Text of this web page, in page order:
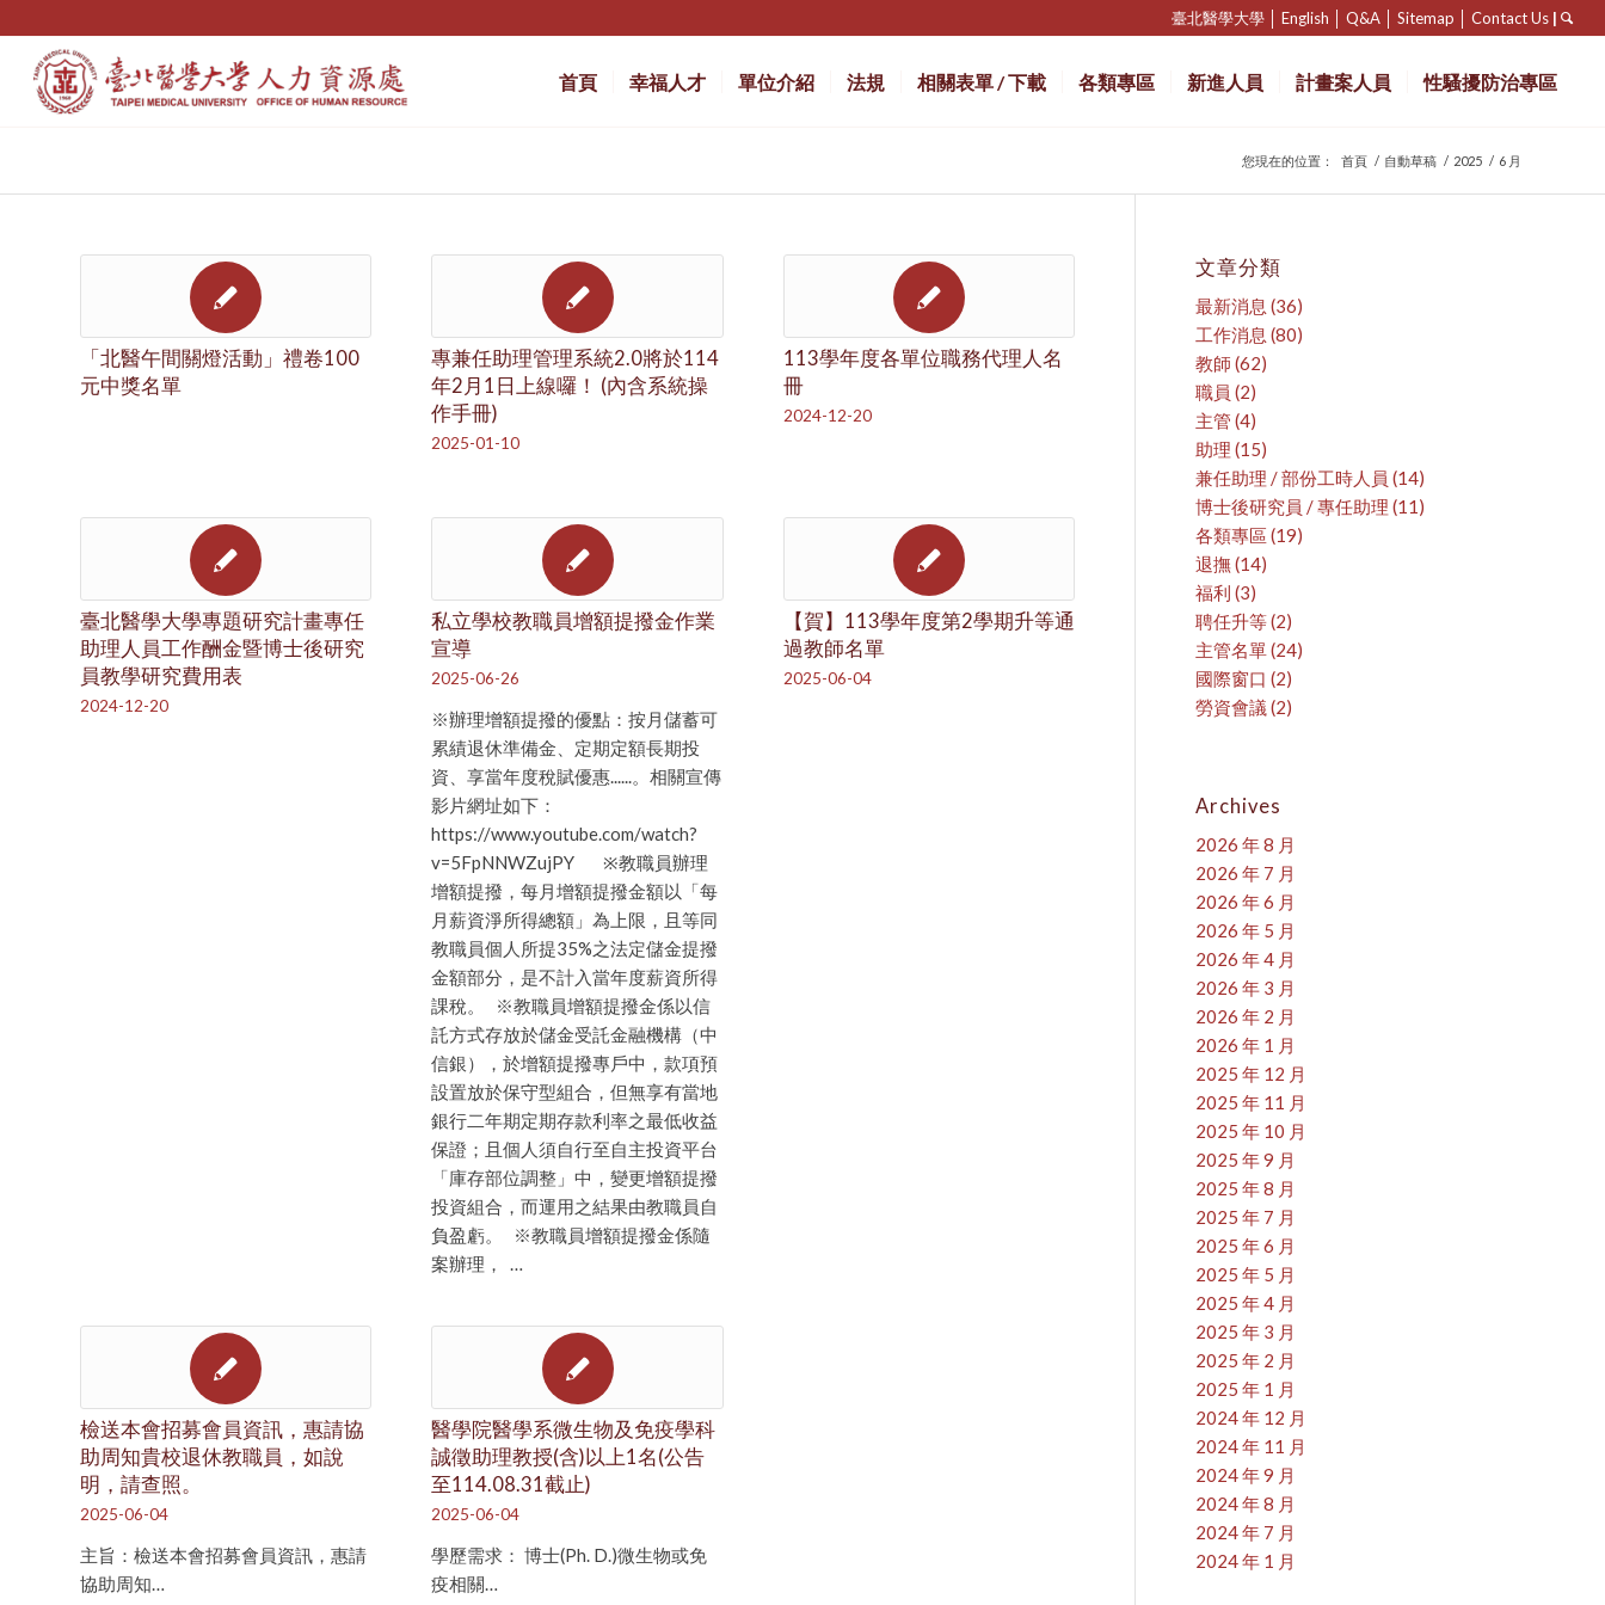
臺北醫學大學 │English │Q&A │Sitemap │Contact Us |
首頁 幸福人才 單位介紹 法規 相關表單 / 下載 各類專區 新進人員 計畫案人員 性騷擾防治專區
您現在的位置： 首頁 / 自動草稿 / 2025 / 6 月
「北醫午間關燈活動」禮卷100
元中獎名單
專兼任助理管理系統2.0將於114
年2月1日上線囉！ (內含系統操
作手冊)
2025-01-10
113學年度各單位職務代理人名
冊
2024-12-20
臺北醫學大學專題研究計畫專任
助理人員工作酬金暨博士後研究
員教學研究費用表
2024-12-20
私立學校教職員增額提撥金作業
宣導
2025-06-26
※辦理增額提撥的優點：按月儲蓄可
累績退休準備金、定期定額長期投
資、享當年度稅賦優惠......。相關宣傳
影片網址如下：
https://www.youtube.com/watch?
v=5FpNNWZujPY ※教職員辦理
增額提撥，每月增額提撥金額以「每
月薪資淨所得總額」為上限，且等同
教職員個人所提35%之法定儲金提撥
金額部分，是不計入當年度薪資所得
課稅。 ※教職員增額提撥金係以信
託方式存放於儲金受託金融機構（中
信銀），於增額提撥專戶中，款項預
設置放於保守型組合，但無享有當地
銀行二年期定期存款利率之最低收益
保證；且個人須自行至自主投資平台
「庫存部位調整」中，變更增額提撥
投資組合，而運用之結果由教職員自
負盈虧。 ※教職員增額提撥金係隨
案辦理， …
【賀】113學年度第2學期升等通
過教師名單
2025-06-04
檢送本會招募會員資訊，惠請協
助周知貴校退休教職員，如說
明，請查照。
2025-06-04
主旨：檢送本會招募會員資訊，惠請
協助周知…
醫學院醫學系微生物及免疫學科
誠徵助理教授(含)以上1名(公告
至114.08.31截止)
2025-06-04
學歷需求： 博士(Ph. D.)微生物或免
疫相關…
文章分類
最新消息 (36)
工作消息 (80)
教師 (62)
職員 (2)
主管 (4)
助理 (15)
兼任助理 / 部份工時人員 (14)
博士後研究員 / 專任助理 (11)
各類專區 (19)
退撫(14)
福利 (3)
聘任升等(2)
主管名單(24)
國際窗口 (2)
勞資會議 (2)
Archives
2026 年 8 月
2026 年 7 月
2026 年 6 月
2026 年 5 月
2026 年 4 月
2026 年 3 月
2026 年 2 月
2026 年 1 月
2025 年 12 月
2025 年 11 月
2025 年 10 月
2025 年 9 月
2025 年 8 月
2025 年 7 月
2025 年 6 月
2025 年 5 月
2025 年 4 月
2025 年 3 月
2025 年 2 月
2025 年 1 月
2024 年 12 月
2024 年 11 月
2024 年 9 月
2024 年 8 月
2024 年 7 月
2024 年 1 月